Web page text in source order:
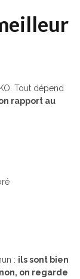
Tout dépend
rapport au
: ils sont bien
on regarde